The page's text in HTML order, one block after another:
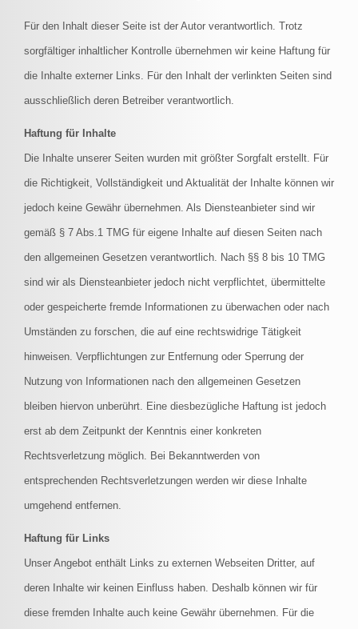
Für den Inhalt dieser Seite ist der Autor verantwortlich. Trotz
sorgfältiger inhaltlicher Kontrolle übernehmen wir keine Haftung für
die Inhalte externer Links. Für den Inhalt der verlinkten Seiten sind
ausschließlich deren Betreiber verantwortlich.
Haftung für Inhalte
Die Inhalte unserer Seiten wurden mit größter Sorgfalt erstellt. Für
die Richtigkeit, Vollständigkeit und Aktualität der Inhalte können wir
jedoch keine Gewähr übernehmen. Als Diensteanbieter sind wir
gemäß § 7 Abs.1 TMG für eigene Inhalte auf diesen Seiten nach
den allgemeinen Gesetzen verantwortlich. Nach §§ 8 bis 10 TMG
sind wir als Diensteanbieter jedoch nicht verpflichtet, übermittelte
oder gespeicherte fremde Informationen zu überwachen oder nach
Umständen zu forschen, die auf eine rechtswidrige Tätigkeit
hinweisen. Verpflichtungen zur Entfernung oder Sperrung der
Nutzung von Informationen nach den allgemeinen Gesetzen
bleiben hiervon unberührt. Eine diesbezügliche Haftung ist jedoch
erst ab dem Zeitpunkt der Kenntnis einer konkreten
Rechtsverletzung möglich. Bei Bekanntwerden von
entsprechenden Rechtsverletzungen werden wir diese Inhalte
umgehend entfernen.
Haftung für Links
Unser Angebot enthält Links zu externen Webseiten Dritter, auf
deren Inhalte wir keinen Einfluss haben. Deshalb können wir für
diese fremden Inhalte auch keine Gewähr übernehmen. Für die